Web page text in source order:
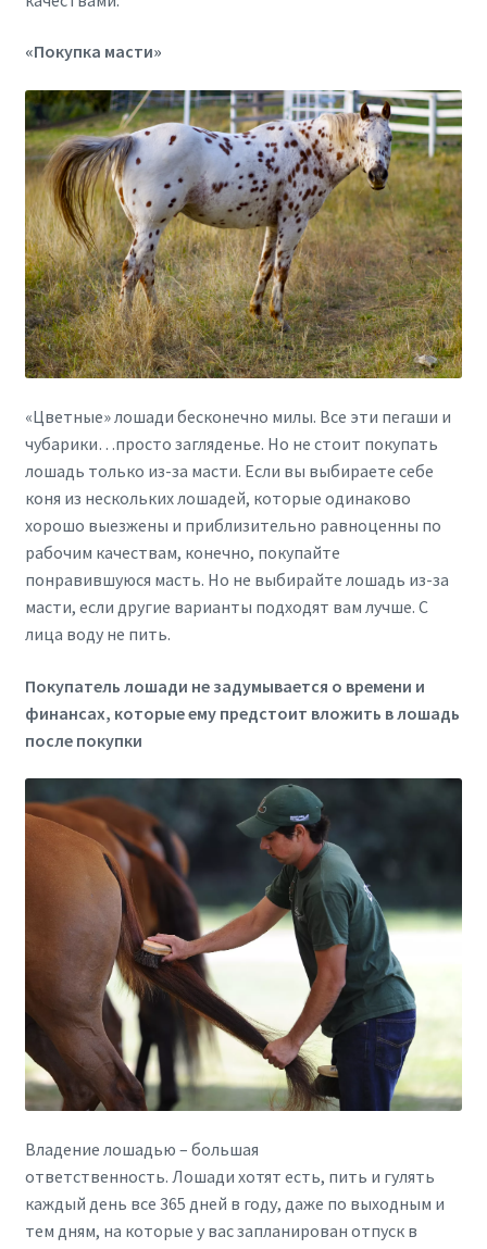
«Покупка масти»
«Цветные» лошади бесконечно милы. Все эти пегаши и
чубарики…просто загляденье. Но не стоит покупать
лошадь только из-за масти. Если вы выбираете себе
коня из нескольких лошадей, которые одинаково
хорошо выезжены и приблизительно равноценны по
рабочим качествам, конечно, покупайте
понравившуюся масть. Но не выбирайте лошадь из-за
масти, если другие варианты подходят вам лучше. С
лица воду не пить.
Покупатель лошади не задумывается о времени и
финансах, которые ему предстоит вложить в лошадь
после покупки
Владение лошадью – большая
ответственность. Лошади хотят есть, пить и гулять
каждый день все 365 дней в году, даже по выходным и
тем дням, на которые у вас запланирован отпуск в